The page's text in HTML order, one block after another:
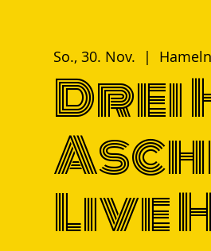
So., 30. Nov.
  |
Hameln
Drei
Live